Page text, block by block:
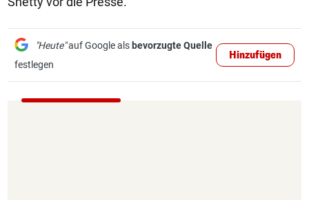
"Heute"auf Google als bevorzugte Quelle
festlegen
Hinzufügen